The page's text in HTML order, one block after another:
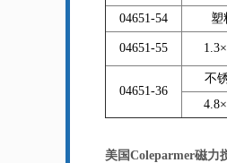
04651-54
塑
04651-55
04651-36
不
美国Coleparmer磁力